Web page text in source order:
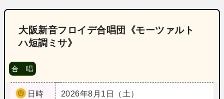
大阪新音フロイデ合唱団《モーツァルト
ハ短調ミサ》
合 唱
日時
2026年8月1日（土）